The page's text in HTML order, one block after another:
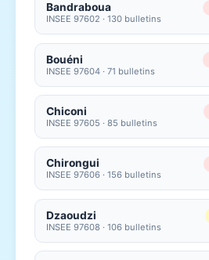
Bandraboua
INSEE 97602 · 130 bulletins
Bouéni
INSEE 97604 · 71 bulletins
Chiconi
INSEE 97605 · 85 bulletins
Chirongui
INSEE 97606 · 156 bulletins
Dzaoudzi
INSEE 97608 · 106 bulletins